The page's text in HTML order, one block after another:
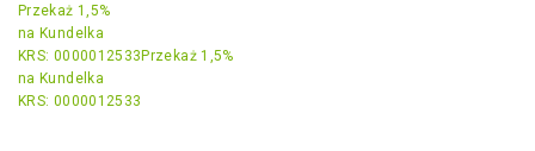
Przekaż 1,5%
na Kundelka
KRS: 0000012533 Przekaż 1,5%
na Kundelka
KRS: 0000012533